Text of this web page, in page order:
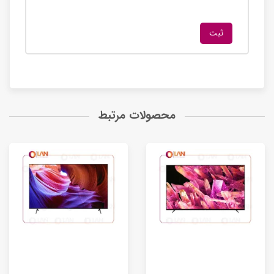
محصولات مرتبط